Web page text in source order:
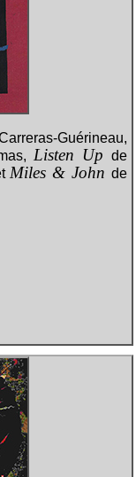
Guérineau,
Listen Up de
Miles & John de